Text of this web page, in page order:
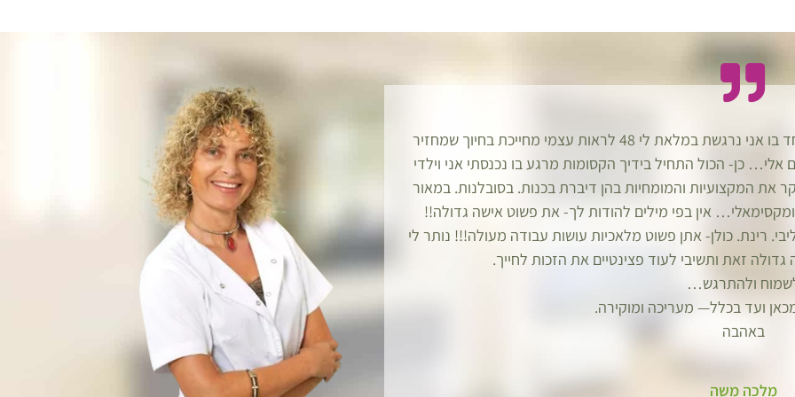
שהיתה עד עתה מעט חשוכה עבורי וכעת היא זוהרת ביותר. כאמא
לשתף אותך. אני יכולה לתת לגורם אחר לנהל את המפגשים –
והיא אף עושה זאת בתבונה רבה. היתה לי הרגשה, כי ישנו גורם במרפאה המתבונן “360 מעלות” על מה שקורה והכי
שלי כאמא היא כי אני יכולה….. לשחרר!
תודה רינה!
בברכה ובהצלחה
אמא של ליה ועודד